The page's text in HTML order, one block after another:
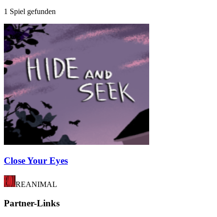
1 Spiel gefunden
Close Your Eyes
REANIMAL
Partner-Links